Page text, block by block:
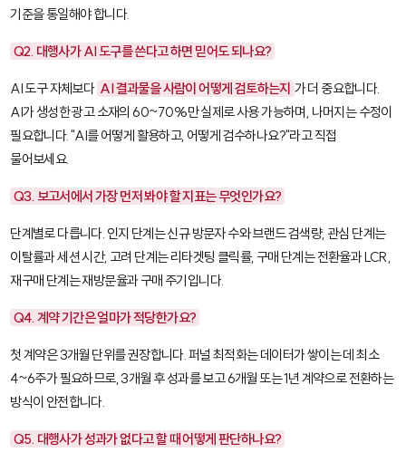
기준을 통일해야 합니다.
Q2. 대행사가 AI 도구를 쓴다고 하면 믿어도 되나요?
AI 도구 자체보다 AI 결과물을 사람이 어떻게 검토하는지 가 더 중요합니다.
AI가 생성한 광고 소재의 60~70%만 실제로 사용 가능하며, 나머지는 수정이
필요합니다. "AI를 어떻게 활용하고, 어떻게 검수하나요?"라고 직접
물어보세요.
Q3. 보고서에서 가장 먼저 봐야 할 지표는 무엇인가요?
단계별로 다릅니다. 인지 단계는 신규 방문자 수와 브랜드 검색량, 관심 단계는
이탈률과 세션 시간, 고려 단계는 리타겟팅 클릭률, 구매 단계는 전환율과LCR
재구매 단계는 재방문율과 구매 주기입니다.
Q4. 계약 기간은 얼마가 적당한가요?
첫 계약은 3개월 단위를 권장합니다. 퍼널 최적화는 데이터가 쌓이는 데 최소
4~6주가 필요하므로, 3개월 후 성과를 보고 6개월 또는 1년 계약으로 전환하는
방식이 안전합니다.
Q5. 대행사가 성과가 없다고 할 때 어떻게 판단하나요?